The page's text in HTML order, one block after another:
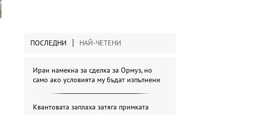
ПОСЛЕДНИ НАЙ-ЧЕТЕНИ
Иран намекна за сделка за Ормуз, но
само ако условията му бъдат изпълнени
Квантовата заплаха затяга примката